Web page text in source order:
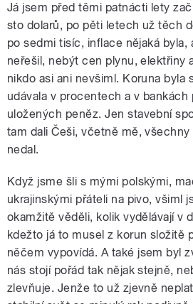
Já jsem před těmi patnácti lety
sto dolarů, po pěti letech už těch
po sedmi tisíc, inflace nějaká byla,
neřešil, nebýt cen plynu, elektřiny
nikdo asi ani nevšiml. Koruna byla
udávala v procentech a v
uložených peněz. Jen stavební
tam dali Češi, včetně mě,
nedal.
Když jsme šli s mými polskými,
ukrajinskými přáteli na pivo, všiml
okamžitě věděli, kolik vydělávají v
kdežto já to musel z korun složitě
něčem vypovídá. A také jsem byl
nás stojí pořád tak nějak stejně,
zlevňuje. Jenže to už zjevně